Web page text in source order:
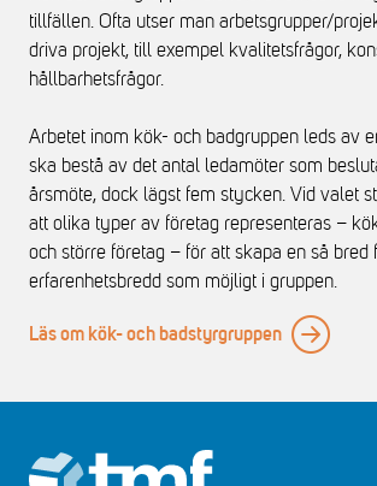
tillfällen. Ofta utser man arbetsgrupper/
driva projekt, till exempel kvalitetsfrågor,
hållbarhetsfrågor.
Arbetet inom kök- och badgruppen leds av
ska bestå av det antal ledamöter som
årsmöte, dock lägst fem stycken. Vid valet
att olika typer av företag representeras –
och större företag – för att skapa en så bred
erfarenhetsbredd som möjligt i gruppen.
Läs om kök- och badstyrgruppen
Footer